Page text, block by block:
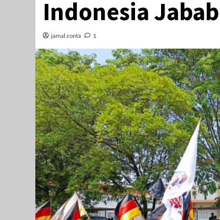
Indonesia
jamal zonta 1